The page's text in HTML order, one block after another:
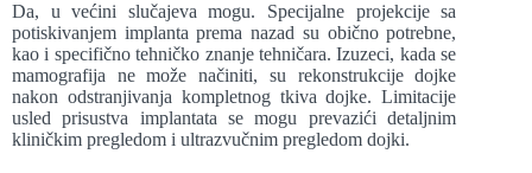
Da, u većini slučajeva mogu. Specijalne projekcije sa
potiskivanjem implanta prema nazad su obično potrebne,
kao i specifično tehničko znanje tehničara. Izuzeci, kada se
mamografija ne može načiniti, su rekonstrukcije dojke
nakon odstranjivanja kompletnog tkiva dojke. Limitacije
usled prisustva implantata se mogu prevazići detaljnim
kliničkim pregledom i ultrazvučnim pregledom dojki.